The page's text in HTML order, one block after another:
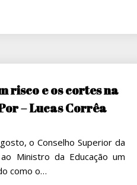
risco e os cortes na
– Lucas Corrêa
o Conselho Superior da
ao Ministro da Educação um
como o…